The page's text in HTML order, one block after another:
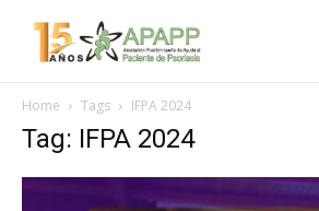
Home Tags IFPA 2024
Tag: IFPA 2024